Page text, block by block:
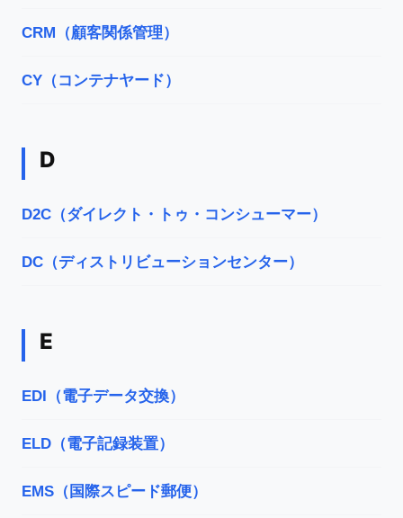
CRM（顧客関係管理）
CY（コンテナヤード）
D
D2C（ダイレクト・トゥ・コンシューマー）
DC（ディストリビューションセンター）
E
EDI（電子データ交換）
ELD（電子記録装置）
EMS（国際スピード郵便）